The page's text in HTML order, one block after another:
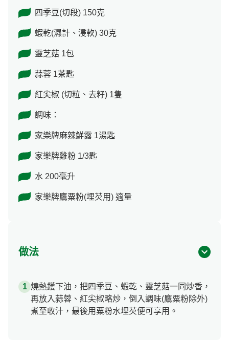
四季豆(切段) 150克
蝦乾(濕計、浸軟) 30克
靈芝菇 1包
蒜蓉 1茶匙
紅尖椒 (切粒、去籽) 1隻
調味：
家樂牌麻辣鮮露 1湯匙
家樂牌雞粉 1/3匙
水 200毫升
家樂牌鷹粟粉(埋芡用) 適量
做法
燒熱鑊下油，把四季豆、蝦乾、靈芝菇一同炒香，
再放入蒜蓉、紅尖椒略炒，倒入調味(鷹粟粉除外)
煮至收汁，最後用粟粉水埋芡便可享用。